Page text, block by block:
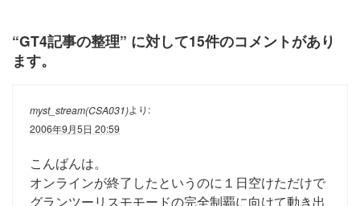
“GT4記事の整理” に対して15件のコメントがあり
ます。
myst_stream(CSA031)より:
2006年9月5日 20:59
こんばんは。
オンラインが終了したというのに１日空けただけで
グランツーリスモモードの完全制覇に向けて動き出